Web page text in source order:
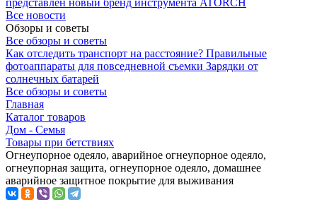
представлен новый бренд инструмента ATORCH
Все новости
Обзоры и советы
Все обзоры и советы
Как отследить транспорт на расстояние? Правильные
фотоаппараты для повседневной съемки Зарядки от
солнечных батарей
Все обзоры и советы
Главная
Каталог товаров
Дом - Семья
Товары при бетствиях
Огнеупорное одеяло, аварийное огнеупорное одеяло,
огнеупорная защита, огнеупорное одеяло, домашнее
аварийное защитное покрытие для выживания